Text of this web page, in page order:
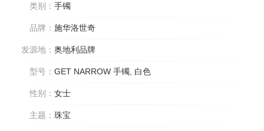
类别： 手镯
品牌： 施华洛世奇
发源地： 奥地利品牌
型号： GET NARROW 手镯, 白色
性别： 女士
主题： 珠宝